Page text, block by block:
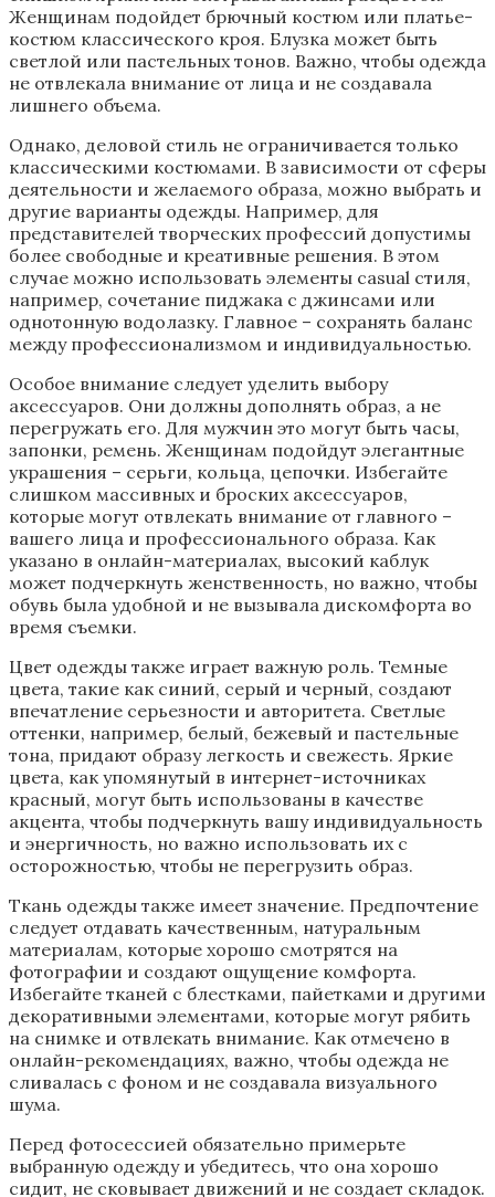
Женщинам подойдет брючный костюм или платье-
костюм классического кроя. Блузка может быть
светлой или пастельных тонов. Важно, чтобы одежда
не отвлекала внимание от лица и не создавала
лишнего объема.
Однако, деловой стиль не ограничивается только
классическими костюмами. В зависимости от сферы
деятельности и желаемого образа, можно выбрать и
другие варианты одежды. Например, для
представителей творческих профессий допустимы
более свободные и креативные решения. В этом
случае можно использовать элементы casual стиля,
например, сочетание пиджака с джинсами или
однотонную водолазку. Главное – сохранять баланс
между профессионализмом и индивидуальностью.
Особое внимание следует уделить выбору
аксессуаров. Они должны дополнять образ, а не
перегружать его. Для мужчин это могут быть часы,
запонки, ремень. Женщинам подойдут элегантные
украшения – серьги, кольца, цепочки. Избегайте
слишком массивных и броских аксессуаров,
которые могут отвлекать внимание от главного –
вашего лица и профессионального образа. Как
указано в онлайн-материалах, высокий каблук
может подчеркнуть женственность, но важно, чтобы
обувь была удобной и не вызывала дискомфорта во
время съемки.
Цвет одежды также играет важную роль. Темные
цвета, такие как синий, серый и черный, создают
впечатление серьезности и авторитета. Светлые
оттенки, например, белый, бежевый и пастельные
тона, придают образу легкость и свежесть. Яркие
цвета, как упомянутый в интернет-источниках
красный, могут быть использованы в качестве
акцента, чтобы подчеркнуть вашу индивидуальность
и энергичность, но важно использовать их с
осторожностью, чтобы не перегрузить образ.
Ткань одежды также имеет значение. Предпочтение
следует отдавать качественным, натуральным
материалам, которые хорошо смотрятся на
фотографии и создают ощущение комфорта.
Избегайте тканей с блестками, пайетками и другими
декоративными элементами, которые могут рябить
на снимке и отвлекать внимание. Как отмечено в
онлайн-рекомендациях, важно, чтобы одежда не
сливалась с фоном и не создавала визуального
шума.
Перед фотосессией обязательно примерьте
выбранную одежду и убедитесь, что она хорошо
сидит, не сковывает движений и не создает складок.